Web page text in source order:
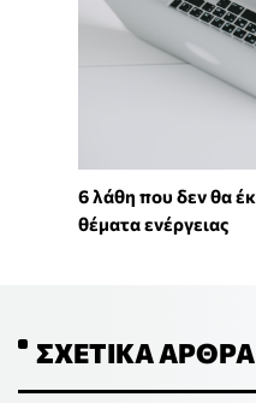
6 λάθη που δεν θα
θέματα ενέργειας
ΣΧΕΤΙΚΆ ΆΡΘΡΑ